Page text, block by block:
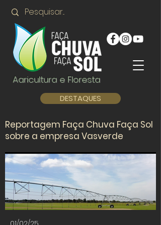
Agricultura e Floresta
DESTAQUES
Reportagem Faça Chuva Faça Sol
sobre a empresa Vasverde